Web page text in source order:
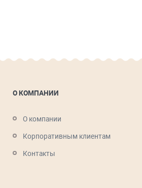
О КОМПАНИИ
О компании
Корпоративным клиентам
Контакты